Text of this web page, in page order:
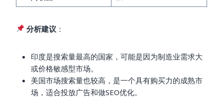
分析建议 ：
印度是搜索量最高的国家，可能是因为制造业需求大
或价格敏感型市场。
美国市场搜索量也较高，是一个具有购买力的成熟市
场，适合投放广告和做SEO优化。